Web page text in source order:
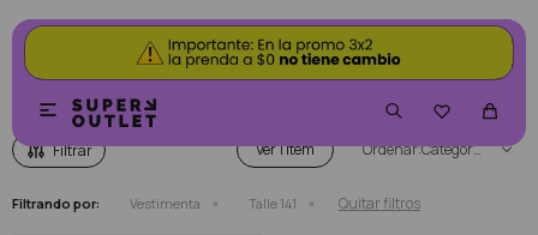

 VESTIMENTA PARA NIÑA, NIÑO
Ver Categoría
Filtrando por: Vestimenta Talle 141 Quitar filtros